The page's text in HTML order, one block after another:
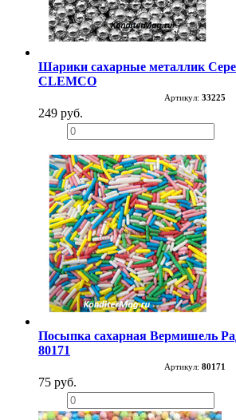
Шарики сахарные металлик
CLEMCO
Артикул: 33225
249 руб.
Посыпка сахарная Вермишель
80171
Артикул: 80171
75 руб.